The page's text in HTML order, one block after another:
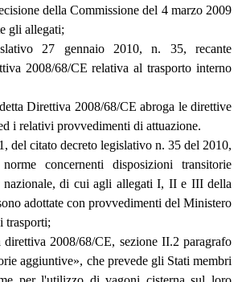
della Commissione del 4 marzo 2009
gli allegati;
27 gennaio 2010, n. 35, recante
2008/68/CE relativa al trasporto interno
Direttiva 2008/68/CE abroga le direttive
i relativi provvedimenti di attuazione.
del citato decreto legislativo n. 35 del 2010,
concernenti disposizioni transitorie
nazionale, di cui agli allegati I, II e III della
adottate con provvedimenti del Ministero
trasporti;
2008/68/CE, sezione II.2 paragrafo
aggiuntive», che prevede gli Stati membri